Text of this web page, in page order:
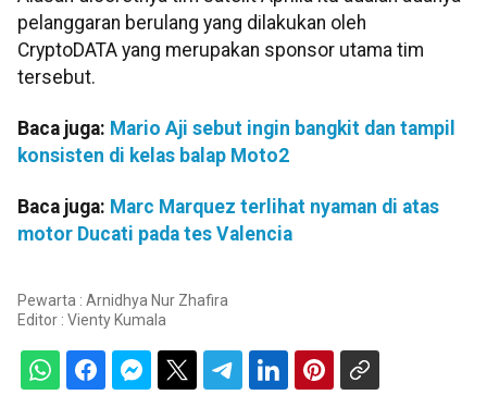
pelanggaran berulang yang dilakukan oleh
CryptoDATA yang merupakan sponsor utama tim
tersebut.
Baca juga: Mario Aji sebut ingin bangkit dan tampil
konsisten di kelas balap Moto2
Baca juga: Marc Marquez terlihat nyaman di atas
motor Ducati pada tes Valencia
Pewarta : Arnidhya Nur Zhafira
Editor : Vienty Kumala